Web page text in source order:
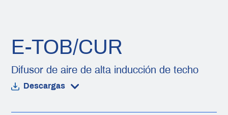
E-TOB/CUR
Difusor de aire de alta inducción de techo
Descargas